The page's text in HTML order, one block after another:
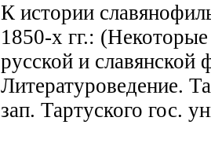
К истории
1850-х гг.:
русской и
Литературоведение.
зап. Тартуского гос.